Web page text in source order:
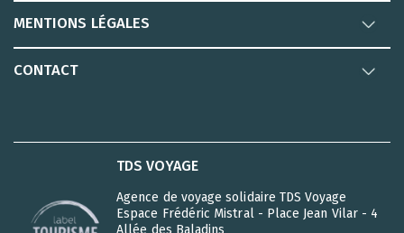
MENTIONS LÉGALES
CONTACT
TDS VOYAGE
Agence de voyage solidaire TDS Voyage
Espace Frédéric Mistral - Place Jean Vilar - 4
Allée des Baladins